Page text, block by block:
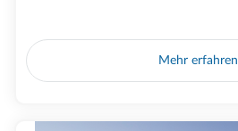
Mehr erfahren